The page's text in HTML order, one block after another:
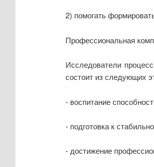
2) помогать
Профессиональная
Исследователи
состоит из следующих
- воспитание
- подготовка к
- достижение